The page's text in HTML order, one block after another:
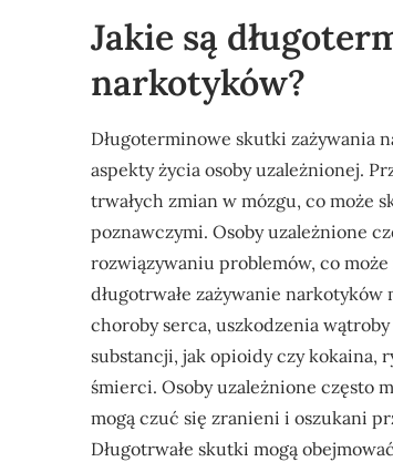
Jakie są
narkotyków?
Długoterminowe skutki zażywania
aspekty życia osoby uzależnionej.
trwałych zmian w mózgu, co może
poznawczymi. Osoby uzależnione
rozwiązywaniu problemów, co
długotrwałe zażywanie
choroby serca, uszkodzenia
substancji, jak opioidy czy kokaina,
śmierci. Osoby uzależnione często
mogą czuć się zranieni i oszukani
Długotrwałe skutki mogą